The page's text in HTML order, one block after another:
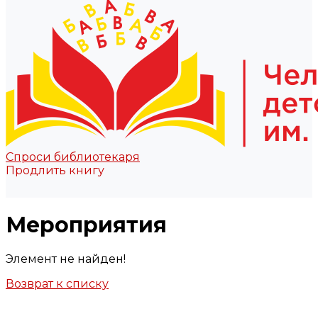
Спроси библиотекаря
Продлить книгу
Мероприятия
Элемент не найден!
Возврат к списку